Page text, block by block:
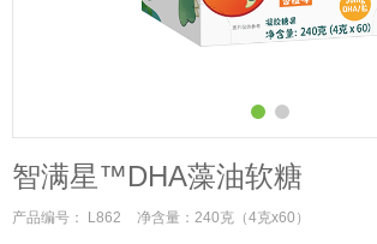
智满星™DHA藻油软糖
产品编号： L862 净含量：240克（4克x60）